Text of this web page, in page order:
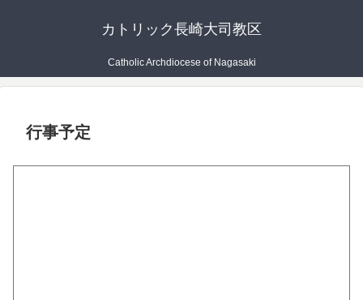
カトリック長崎大司教区
Catholic Archdiocese of Nagasaki
行事予定